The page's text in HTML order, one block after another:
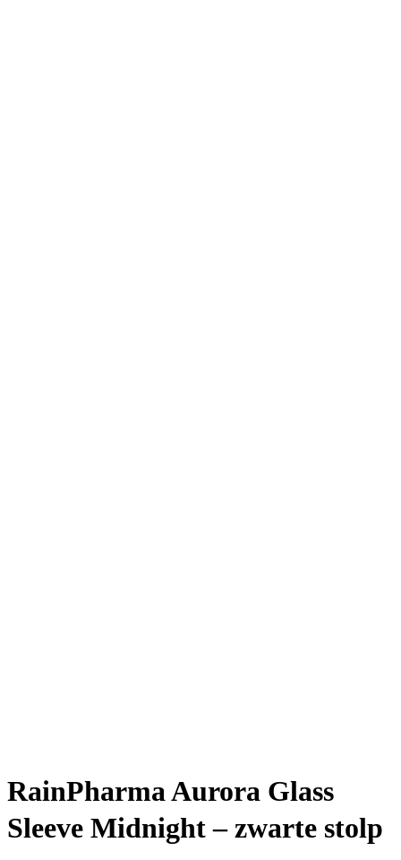
RainPharma Aurora Glass
Sleeve Midnight – zwarte stolp